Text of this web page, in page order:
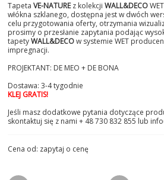
TapetaVE-NATUREz kolekcjiWALL&DECO
włókna szklanego, dostępna jest w dwóch
celu przygotowania oferty, otrzymania
prosimy o przesłanie zapytania podając
tapetyWALL&DECOw systemie WET
impregnacji.
PROJEKTANT: DE MEO + DE BONA
Dostawa: 3-4 tygodnie
KLEJ GRATIS!
Jeśli masz dodatkowe pytania dotyczące
skontaktuj się z nami + 48 730 832 855 lub
Cena od: zapytaj o cenę